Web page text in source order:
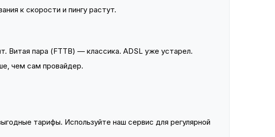
к скорости и пингу растут.
Витая пара (FTTB) — классика. ADSL уже устарел.
чем сам провайдер.
тарифы. Используйте наш сервис для регулярной